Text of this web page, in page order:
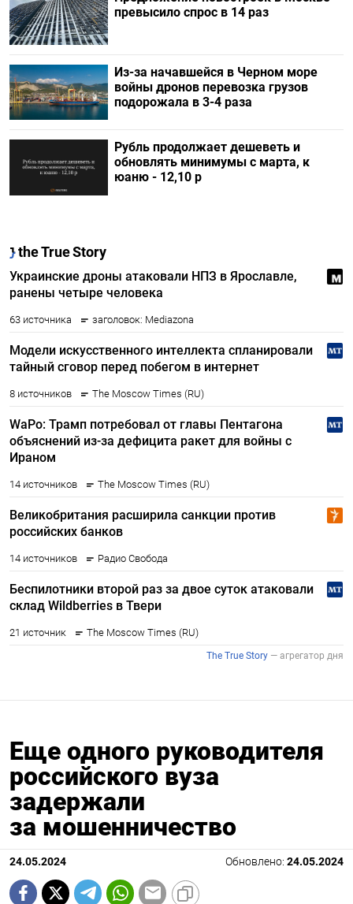
превысило спрос в 14 раз
Из-за начавшейся в Черном море
войны дронов перевозка грузов
подорожала в 3-4 раза
Рубль продолжает дешеветь и
обновлять минимумы с марта, к
юаню - 12,10 р
Еще одного руководителя
российского вуза
задержали
за мошенничество
24.05.2024 Обновлено: 24.05.2024